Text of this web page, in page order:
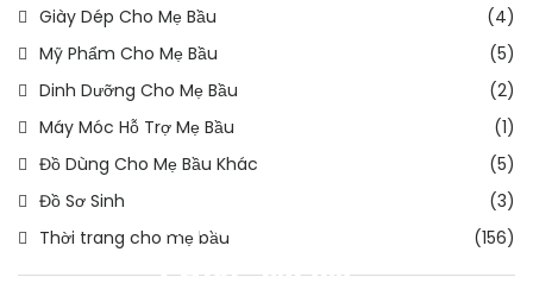
Giày Dép Cho Mẹ Bầu
(4)
Mỹ Phẩm Cho Mẹ Bầu
(5)
Dinh Dưỡng Cho Mẹ Bầu
(2)
Máy Móc Hỗ Trợ Mẹ Bầu
(1)
Đồ Dùng Cho Mẹ Bầu Khác
(5)
Đồ Sơ Sinh
(3)
Thời trang cho mẹ bầu
(156)
THIẾT KẾ
ZANE MOM